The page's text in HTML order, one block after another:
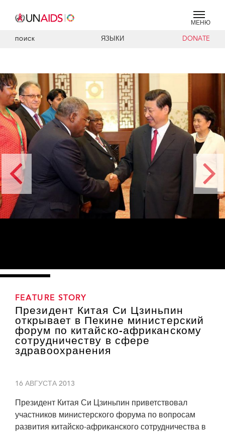
МЕНЮ
ПОИСК ЯЗЫКИ DONATE
FEATURE STORY
Президент Китая Си Цзиньпин
открывает в Пекине министерский
форум по китайско-африканскому
сотрудничеству в сфере
здравоохранения
16 АВГУСТА 2013
Президент Китая Си Цзиньпин приветствовал
участников министерского форума по вопросам
развития китайско-африканского сотрудничества в